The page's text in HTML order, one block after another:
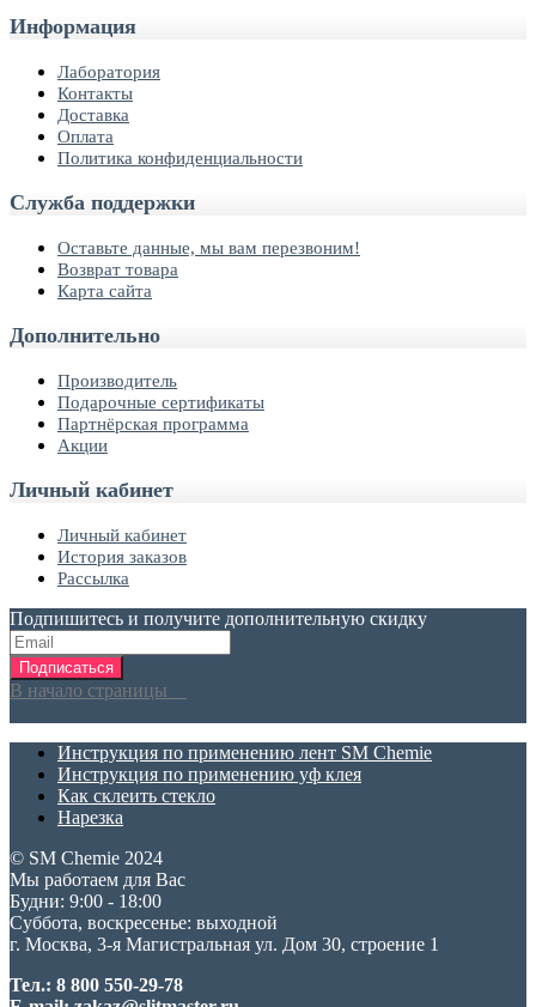
Информация
Лаборатория
Контакты
Доставка
Оплата
Политика конфиденциальности
Служба поддержки
Оставьте данные, мы вам перезвоним!
Возврат товара
Карта сайта
Дополнительно
Производитель
Подарочные сертификаты
Партнёрская программа
Акции
Личный кабинет
Личный кабинет
История заказов
Рассылка
Подпишитесь и получите дополнительную скидку
Подписаться
В начало страницы
Инструкция по применению лент SM Chemie
Инструкция по применению уф клея
Как склеить стекло
Нарезка
© SM Chemie 2024
Мы работаем для Вас
Будни: 9:00 - 18:00
Суббота, воскресенье: выходной
г. Москва, 3-я Магистральная ул. Дом 30, строение 1
Тел.: 8 800 550-29-78